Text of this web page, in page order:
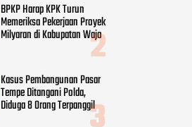
BPKP Harap KPK Turun
Memeriksa Pekerjaan Proyek
Milyaran di Kabupatan Wajo
Kasus Pembangunan Pasar
Tempe Ditangani Polda,
Diduga 8 Orang Terpanggil